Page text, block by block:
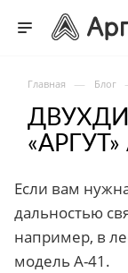
Главная — Блог
Если вам
дальностью
например, в
модель А-41.